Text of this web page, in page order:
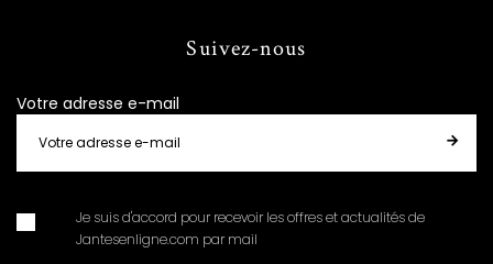
Suivez-nous
Votre adresse e-mail
Je suis d'accord pour recevoir les offres et actualités de
Jantesenligne.com par mail